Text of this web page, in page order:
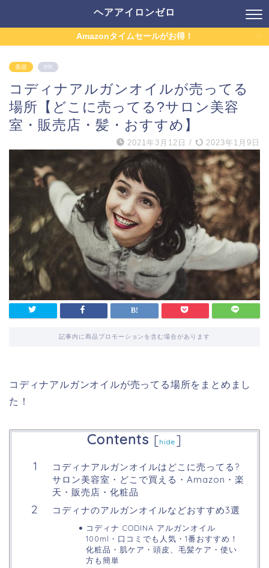
ヘアアイロンゼロ
Amazonタイムセールがお得！
美容 PR
コディナアルガンオイルが売ってる
場所【どこに売ってる?サロン美容
室・販売店・髪・おすすめ】
2021年3月12日 / 2023年1月9日
記事内に商品プロモーションを含む場合があります
コディナアルガンオイルが売ってる場所をまとめまし
た！
Contents [hide ]
コディナアルガンオイルはどこに売ってる?
サロン美容室・どこで買える・Amazon・楽
天・販売店・化粧品
コディナのアルガンオイルなどおすすめ3選
コディナ CODINA アルガンオイル
100ml・口コミでも人気・1番おすすめ！
化粧品・肌ケア・頭皮、毛髪ケア・使い
方も簡単